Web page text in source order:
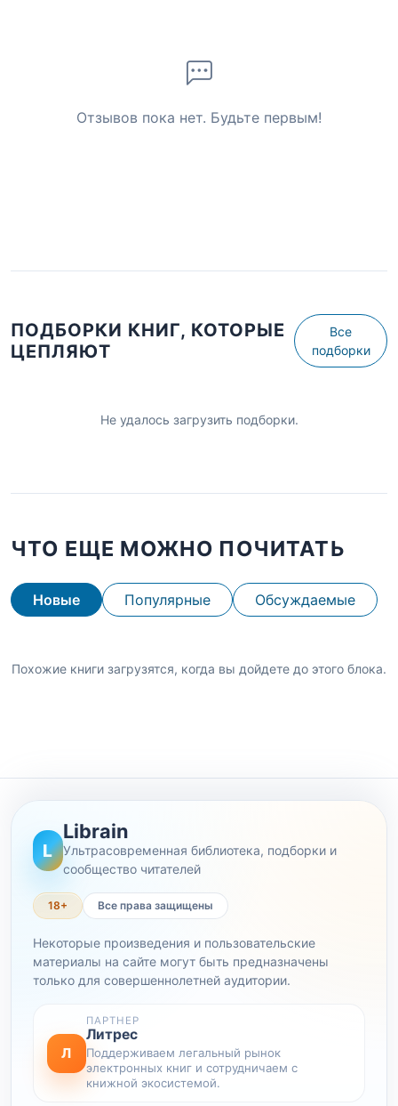
Отзывов пока нет. Будьте первым!
ПОДБОРКИ КНИГ, КОТОРЫЕ
ЦЕПЛЯЮТ
Все
подборки
Не удалось загрузить подборки.
ЧТО ЕЩЕ МОЖНО ПОЧИТАТЬ
Новые Популярные Обсуждаемые
Похожие книги загрузятся, когда вы дойдете до этого блока.
L
Librain
Ультрасовременная библиотека, подборки и
сообщество читателей
18+ Все права защищены
Некоторые произведения и пользовательские
материалы на сайте могут быть предназначены
только для совершеннолетней аудитории.
Л
ПАРТНЕР
Литрес
Поддерживаем легальный рынок
электронных книг и сотрудничаем с
книжной экосистемой.